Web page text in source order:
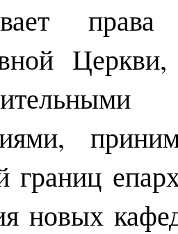
границ
новых